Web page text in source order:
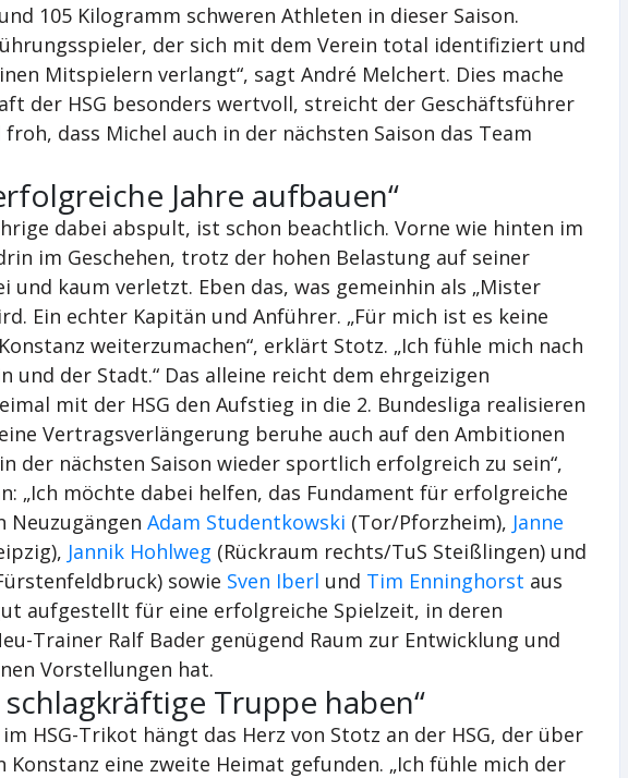
105 Kilogramm schweren Athleten in dieser Saison.
der sich mit dem Verein total identifiziert und
Mitspielern verlangt“, sagt André Melchert. Dies mache
der HSG besonders wertvoll, streicht der Geschäftsführer
dass Michel auch in der nächsten Saison das Team
Jahre aufbauen“
dabei abspult, ist schon beachtlich. Vorne wie hinten im
im Geschehen, trotz der hohen Belastung auf seiner
und kaum verletzt. Eben das, was gemeinhin als „Mister
Ein echter Kapitän und Anführer. „Für mich ist es keine
weiterzumachen“, erklärt Stotz. „Ich fühle mich nach
und der Stadt.“ Das alleine reicht dem ehrgeizigen
mit der HSG den Aufstieg in die 2. Bundesliga realisieren
Vertragsverlängerung beruhe auch auf den Ambitionen
der nächsten Saison wieder sportlich erfolgreich zu sein“,
„Ich möchte dabei helfen, das Fundament für erfolgreiche
Neuzugängen Adam Studentkowski (Tor/Pforzheim), Janne
Jannik Hohlweg (Rückraum rechts/TuS Steißlingen) und
sowie Sven Iberl und Tim Enninghorst aus
aufgestellt für eine erfolgreiche Spielzeit, in deren
Trainer Ralf Bader genügend Raum zur Entwicklung und
Vorstellungen hat.
Truppe haben“
HSG-Trikot hängt das Herz von Stotz an der HSG, der über
eine zweite Heimat gefunden. „Ich fühle mich der